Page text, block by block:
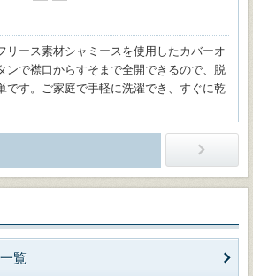
リース素材シャミースを使用したカバーオ
ンで襟口からすそまで全開できるので、脱
です。ご家庭で手軽に洗濯でき、すぐに乾
覧